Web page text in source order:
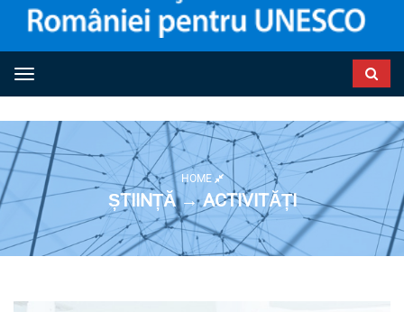
Toggle navigation
HOME
ȘTIINȚĂ → ACTIVITĂȚI